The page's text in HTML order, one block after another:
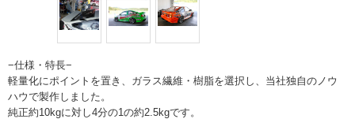
−仕様・特長−
軽量化にポイントを置き、ガラス繊維・樹脂を選択し、当社独自のノウ
ハウで製作しました。
純正約10kgに対し4分の1の約2.5kgです。